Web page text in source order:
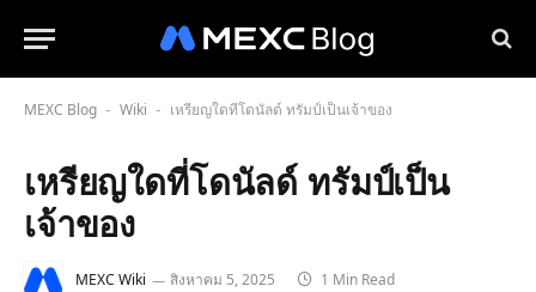
MEXC Blog - Wiki - เหรียญใดที่โดนัลด์ ทรัมป์เป็นเจ้าของ
เหรียญใดที่โดนัลด์ ทรัมป์เป็น
เจ้าของ
MEXC Wiki สิงหาคม 5, 2025 1 Min Read